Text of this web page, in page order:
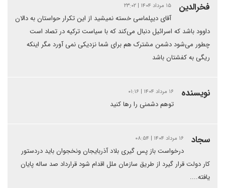
فخرالدین ۱۵ مرداد ۱۴۰۴ | ۲۳:۰۲
آقای دیپلماسی خسته نمیشید از این تکرار حواستان به دالان
داوود باشد که اسرائیل دنبال می‌کند که با سیاست ترکیه در تصاد است
چطور می‌شود دشمن مشترک هم برای شما نزدیکی نمی آورد مگر اینکه
ریگی به کفشتان باشد
نویسنده ۱۶ مرداد ۱۴۰۴ | ۰۱:۱۶
توهم دشمنی را رها کنید
سجاد ۱۶ مرداد ۱۴۰۴ | ۰۸:۵۴
درخواست باز پس گیری بلاد آذربایجان ونخجوان باید دردستور
کار دولت قرار گیرد از طریق سازمان ملل اقدام شود قرارداد صد ساله پایان
یافته....